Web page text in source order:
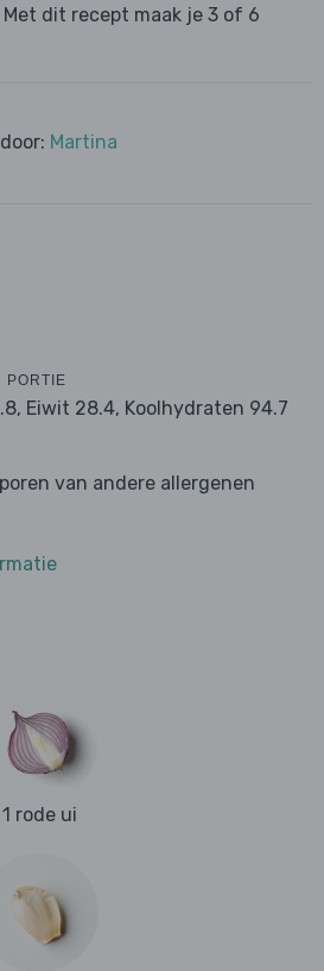
dit recept maak je 3 of 6
Martina
PORTIE
Eiwit 28.4, Koolhydraten 94.7
van andere allergenen
1 rode ui